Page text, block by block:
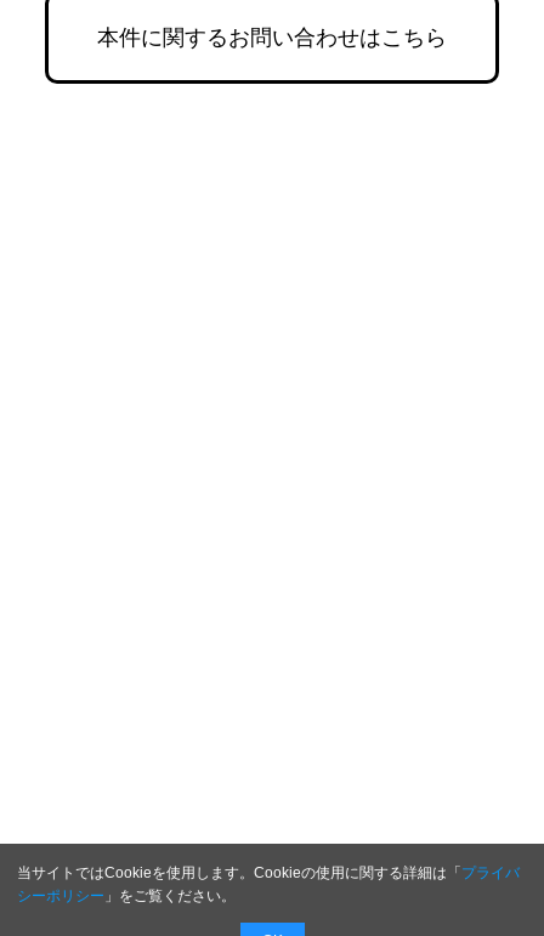
当サイトではCookieを使用します。Cookieの使用に関する詳細は「プライバ
シーポリシー 」をご覧ください。
本件に関するお問い合わせはこちら